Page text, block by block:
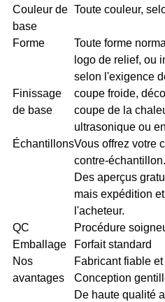
Couleur de
base
Toute couleur,
Forme
Toute forme
logo de relief, ou
selon l'exigence
Finissage
de base
coupe froide,
coupe de la
ultrasonique ou
ÉchantillonsVous offrez votre
contre-échantillon.
Des aperçus
mais expédition
l'acheteur.
QC
Procédure
Emballage
Forfait standard
Nos
avantages
Fabricant fiable
Conception
De haute qualité